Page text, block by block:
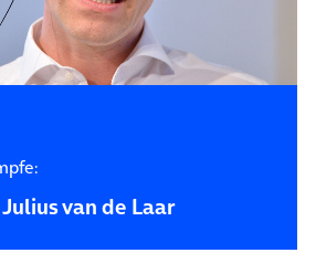
van de Laar